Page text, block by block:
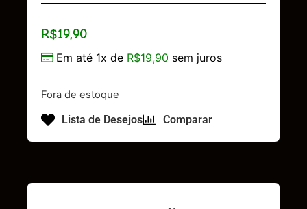
R$19,90
Em até 1x de R$19,90 sem juros
Fora de estoque
Lista de Desejos Comparar